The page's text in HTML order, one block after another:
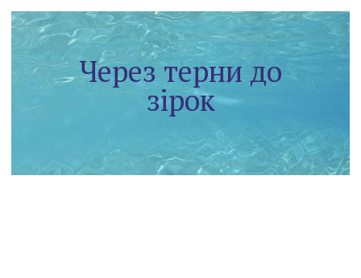
Через терни до
зірок